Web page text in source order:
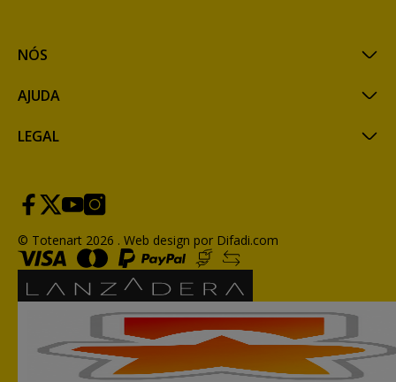
NÓS
AJUDA
LEGAL
© Totenart 2026 . Web design por Difadi.com